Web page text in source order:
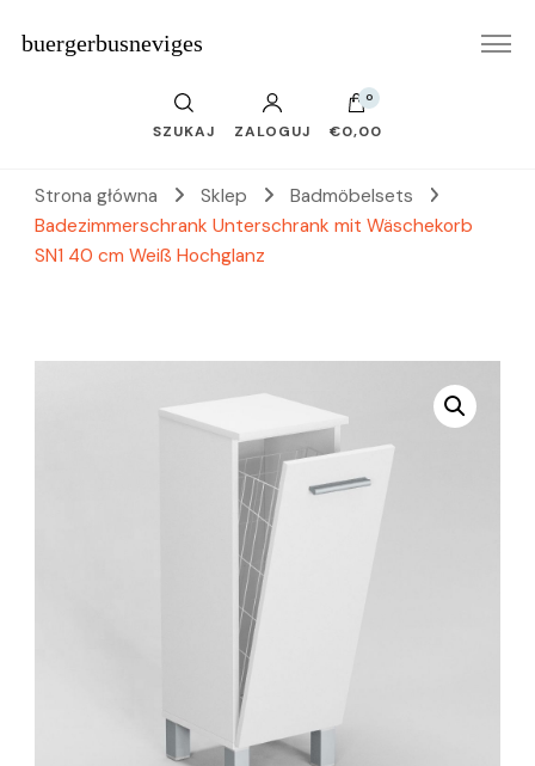
buergerbusneviges
SZUKAJ ZALOGUJ
0
€0,00
Strona główna Sklep
Badmöbelsets
Badezimmerschrank Unterschrank mit Wäschekorb
SN1 40 cm Weiß Hochglanz